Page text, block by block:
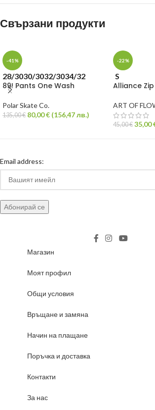
Свързани продукти
-41%
28/3030/3032/3034/32
89! Pants One Wash
Polar Skate Co.
135,00€ 80,00€ (156,47лв.)
-22%
S
Alliance
ART OF
45,00€ 35,00
Email address:
Магазин
Моят профил
Общи условия
Връщане и замяна
Начин на плащане
Поръчка и доставка
Контакти
За нас